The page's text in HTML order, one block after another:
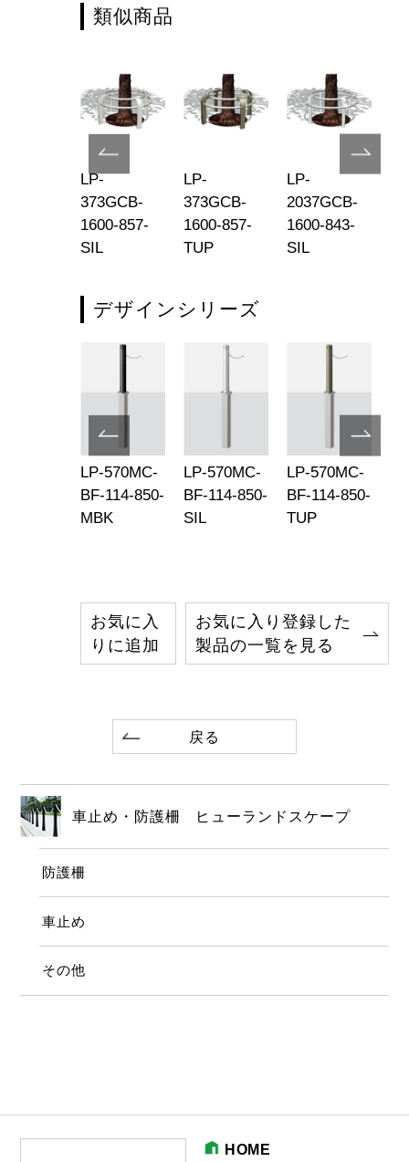
類似商品
LP-
373GCB-
1600-857-
SIL
LP-
373GCB-
1600-857-
TUP
LP-
2037GCB-
1600-843-
SIL
デザインシリーズ
LP-570MC-
BF-114-850-
MBK
LP-570MC-
BF-114-850-
SIL
LP-570MC-
BF-114-850-
TUP
お気に入
りに追加
お気に入り登録した
製品の一覧を見る
戻る
車止め・防護柵 ヒューランドスケープ
防護柵
車止め
その他
HOME